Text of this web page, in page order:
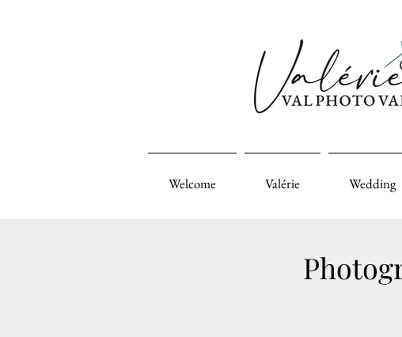
Welcome Valérie Wedding